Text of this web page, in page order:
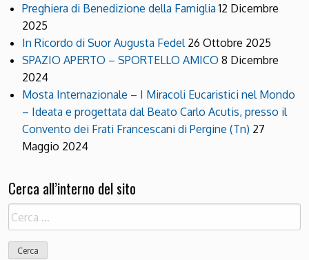
Preghiera di Benedizione della Famiglia 12 Dicembre
2025
In Ricordo di Suor Augusta Fedel 26 Ottobre 2025
SPAZIO APERTO – SPORTELLO AMICO 8 Dicembre
2024
Mosta Internazionale – I Miracoli Eucaristici nel Mondo
– Ideata e progettata dal Beato Carlo Acutis, presso il
Convento dei Frati Francescani di Pergine (Tn) 27
Maggio 2024
Cerca all’interno del sito
Ricerca
per: